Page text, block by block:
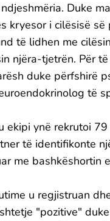
Duke
kryesor i cilësisë
të lidhen me
njëra-tjetrën. Për
duke përfshirë
të
ekipi ynë rekrutoi
të identifikonte
me bashkëshortin
u regjistruan
"pozitive"